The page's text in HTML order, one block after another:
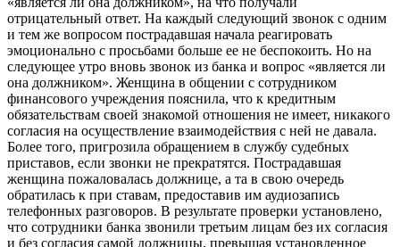
отрицательный ответ. На каждый следующий звонок с одним
и тем же вопросом пострадавшая начала реагировать
эмоционально с просьбами больше ее не беспокоить. Но на
следующее утро вновь звонок из банка и вопрос «является ли
она должником». Женщина в общении с сотрудником
финансового учреждения пояснила, что к кредитным
обязательствам своей знакомой отношения не имеет, никакого
согласия на осуществление взаимодействия с ней не давала.
Более того, пригрозила обращением в службу судебных
приставов, если звонки не прекратятся. Пострадавшая
женщина пожаловалась должнице, а та в свою очередь
обратилась к при ставам, предоставив им аудиозапись
телефонных разговоров. В результате проверки установлено,
что сотрудники банка звонили третьим лицам без их согласия
и без согласия самой должницы, превышая установленное